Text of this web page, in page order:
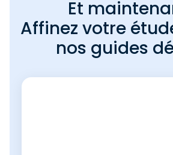
Et
Affinez votre
nos guides